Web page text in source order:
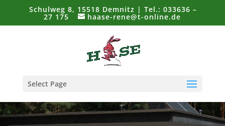
Schulweg 8, 15518 Demnitz | Tel.: 033636 –
27 175 haase-rene@t-online.de
Select Page